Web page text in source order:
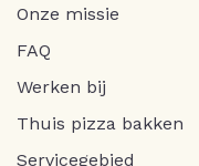
Onze missie
FAQ
Werken bij
Thuis pizza bakken
Servicegebied